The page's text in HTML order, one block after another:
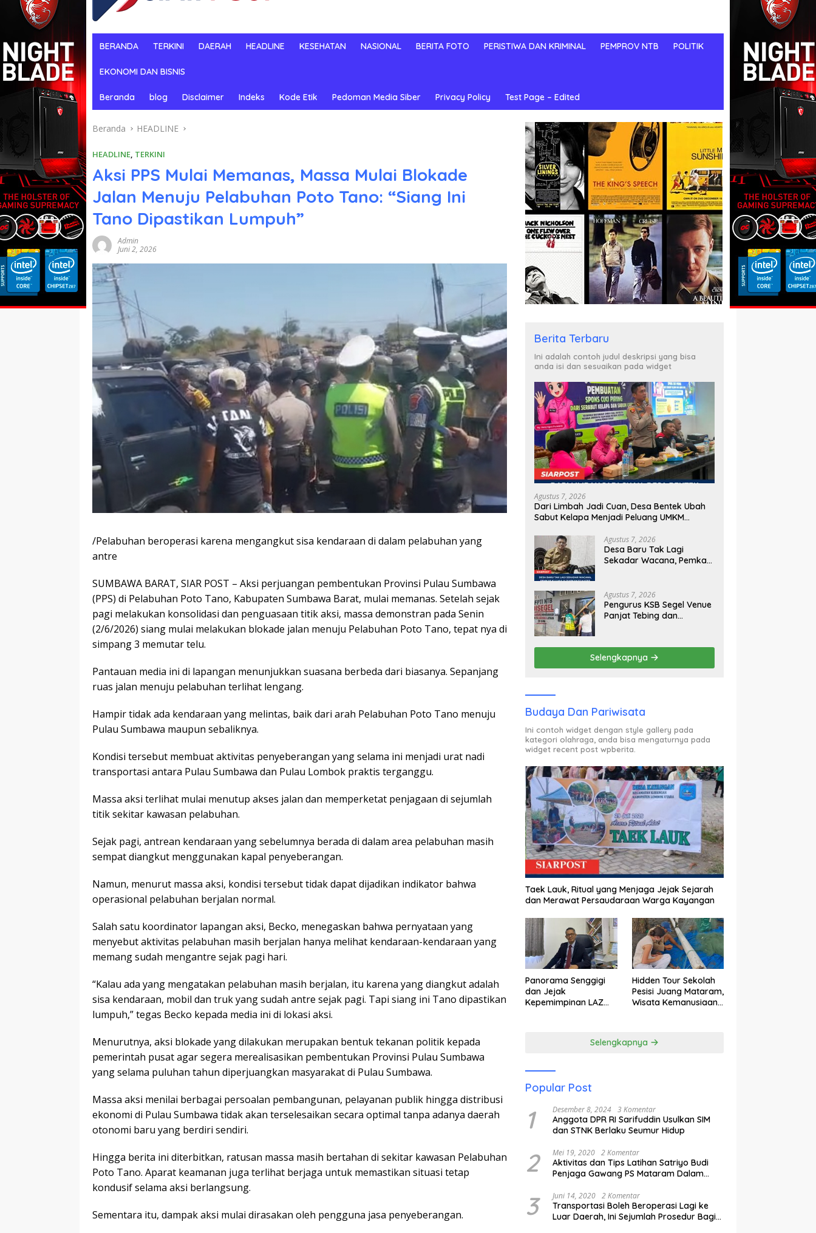
BERANDA TERKINI DAERAH HEADLINE KESEHATAN NASIONAL BERITA FOTO PERISTIWA DAN KRIMINAL PEMPROV NTB POLITIK
EKONOMI DAN BISNIS
Beranda blog Disclaimer Indeks Kode Etik Pedoman Media Siber Privacy Policy Test Page – Edited
Beranda HEADLINE
HEADLINE, TERKINI
Aksi PPS Mulai Memanas, Massa Mulai Blokade
Jalan Menuju Pelabuhan Poto Tano: “Siang Ini
Tano Dipastikan Lumpuh”
Admin
Juni 2, 2026
/Pelabuhan beroperasi karena mengangkut sisa kendaraan di dalam pelabuhan yang
antre
SUMBAWA BARAT, SIAR POST – Aksi perjuangan pembentukan Provinsi Pulau Sumbawa
(PPS) di Pelabuhan Poto Tano, Kabupaten Sumbawa Barat, mulai memanas. Setelah sejak
pagi melakukan konsolidasi dan penguasaan titik aksi, massa demonstran pada Senin
(2/6/2026) siang mulai melakukan blokade jalan menuju Pelabuhan Poto Tano, tepat nya di
simpang 3 memutar telu.
Pantauan media ini di lapangan menunjukkan suasana berbeda dari biasanya. Sepanjang
ruas jalan menuju pelabuhan terlihat lengang.
Hampir tidak ada kendaraan yang melintas, baik dari arah Pelabuhan Poto Tano menuju
Pulau Sumbawa maupun sebaliknya.
Kondisi tersebut membuat aktivitas penyeberangan yang selama ini menjadi urat nadi
transportasi antara Pulau Sumbawa dan Pulau Lombok praktis terganggu.
Massa aksi terlihat mulai menutup akses jalan dan memperketat penjagaan di sejumlah
titik sekitar kawasan pelabuhan.
Sejak pagi, antrean kendaraan yang sebelumnya berada di dalam area pelabuhan masih
sempat diangkut menggunakan kapal penyeberangan.
Namun, menurut massa aksi, kondisi tersebut tidak dapat dijadikan indikator bahwa
operasional pelabuhan berjalan normal.
Salah satu koordinator lapangan aksi, Becko, menegaskan bahwa pernyataan yang
menyebut aktivitas pelabuhan masih berjalan hanya melihat kendaraan-kendaraan yang
memang sudah mengantre sejak pagi hari.
“Kalau ada yang mengatakan pelabuhan masih berjalan, itu karena yang diangkut adalah
sisa kendaraan, mobil dan truk yang sudah antre sejak pagi. Tapi siang ini Tano dipastikan
lumpuh,” tegas Becko kepada media ini di lokasi aksi.
Menurutnya, aksi blokade yang dilakukan merupakan bentuk tekanan politik kepada
pemerintah pusat agar segera merealisasikan pembentukan Provinsi Pulau Sumbawa
yang selama puluhan tahun diperjuangkan masyarakat di Pulau Sumbawa.
Massa aksi menilai berbagai persoalan pembangunan, pelayanan publik hingga distribusi
ekonomi di Pulau Sumbawa tidak akan terselesaikan secara optimal tanpa adanya daerah
otonomi baru yang berdiri sendiri.
Hingga berita ini diterbitkan, ratusan massa masih bertahan di sekitar kawasan Pelabuhan
Poto Tano. Aparat keamanan juga terlihat berjaga untuk memastikan situasi tetap
kondusif selama aksi berlangsung.
Sementara itu, dampak aksi mulai dirasakan oleh pengguna jasa penyeberangan.
Berita Terbaru
Ini adalah contoh judul deskripsi yang bisa
anda isi dan sesuaikan pada widget
Agustus 7, 2026
Dari Limbah Jadi Cuan, Desa Bentek Ubah
Sabut Kelapa Menjadi Peluang UMKM
Agustus 7, 2026
Desa Baru Tak Lagi
Sekadar Wacana, Pemkab
Agustus 7, 2026
Pengurus KSB Segel Venue
Panjat Tebing dan
Beralih Ke Dompu
Selengkapnya
Budaya Dan Pariwisata
Ini contoh widget dengan style gallery pada
kategori olahraga, anda bisa mengaturnya pada
widget recent post wpberita.
Taek Lauk, Ritual yang Menjaga Jejak Sejarah
dan Merawat Persaudaraan Warga Kayangan
Panorama Senggigi
dan Jejak
Kepemimpinan LAZ
Hidden Tour Sekolah
Pesisi Juang Mataram,
Wisata Kemanusiaan
Selengkapnya
Popular Post
1 Desember 8, 2024 3 Komentar
Anggota DPR RI Sarifuddin Usulkan SIM
dan STNK Berlaku Seumur Hidup
2 Mei 19, 2020 2 Komentar
Aktivitas dan Tips Latihan Satriyo Budi
Penjaga Gawang PS Mataram Dalam
3 Juni 14, 2020 2 Komentar
Transportasi Boleh Beroperasi Lagi ke
Luar Daerah, Ini Sejumlah Prosedur Bagi